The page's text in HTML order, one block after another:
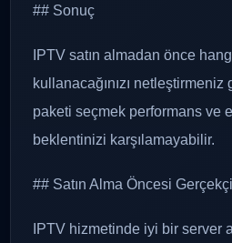
## Sonuç
IPTV satın almadan önce
kullanacağınızı netleştirmeniz
paketi seçmek performans ve
beklentinizi karşılamayabilir.
## Satın Alma Öncesi
IPTV hizmetinde iyi bir server